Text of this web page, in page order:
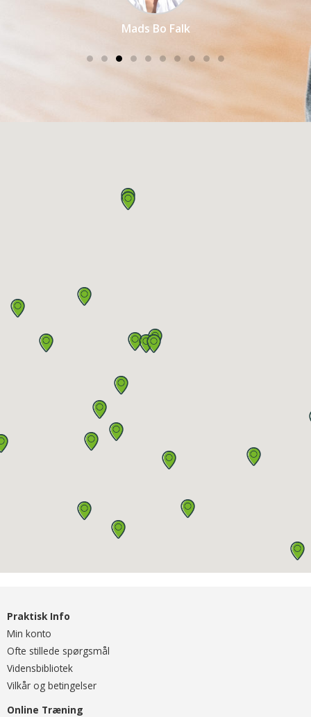
Mads Bo Falk
Praktisk Info
Min konto
Ofte stillede spørgsmål
Vidensbibliotek
Vilkår og betingelser
Online Træning